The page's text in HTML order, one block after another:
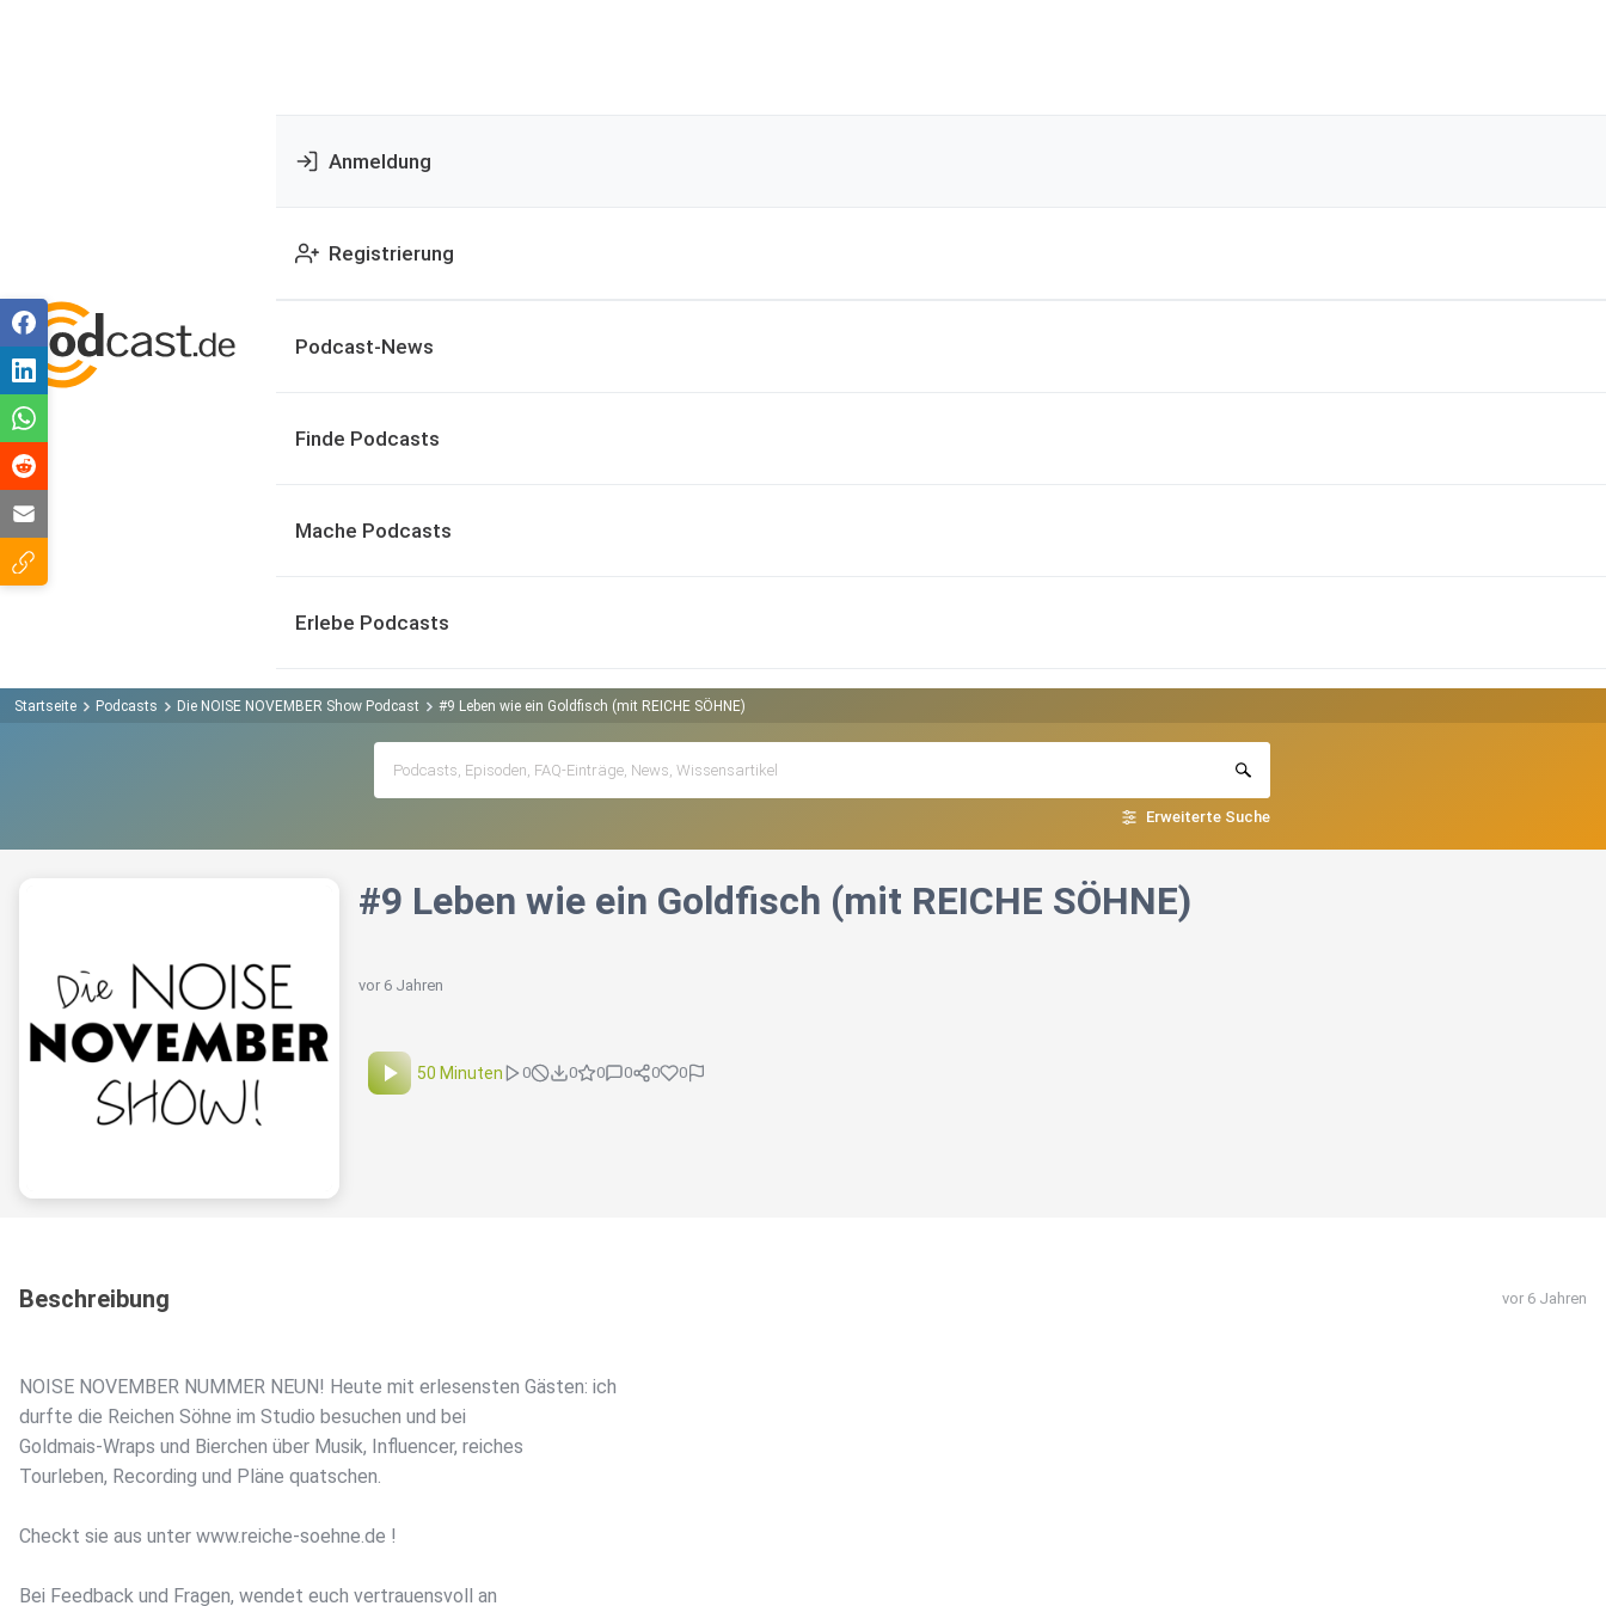
Anmeldung
Registrierung
Podcast-News
Finde Podcasts
Mache Podcasts
Erlebe Podcasts
Startseite Podcasts Die NOISE NOVEMBER Show Podcast #9 Leben wie ein Goldfisch (mit REICHE SÖHNE)
Erweiterte Suche
#9 Leben wie ein Goldfisch (mit REICHE SÖHNE)
vor 6 Jahren
50 Minuten 0 0 0 0 0 0
Beschreibung vor 6 Jahren
NOISE NOVEMBER NUMMER NEUN! Heute mit erlesensten Gästen: ich
durfte die Reichen Söhne im Studio besuchen und bei
Goldmais-Wraps und Bierchen über Musik, Influencer, reiches
Tourleben, Recording und Pläne quatschen.
Checkt sie aus unter www.reiche-soehne.de !
Bei Feedback und Fragen, wendet euch vertrauensvoll an